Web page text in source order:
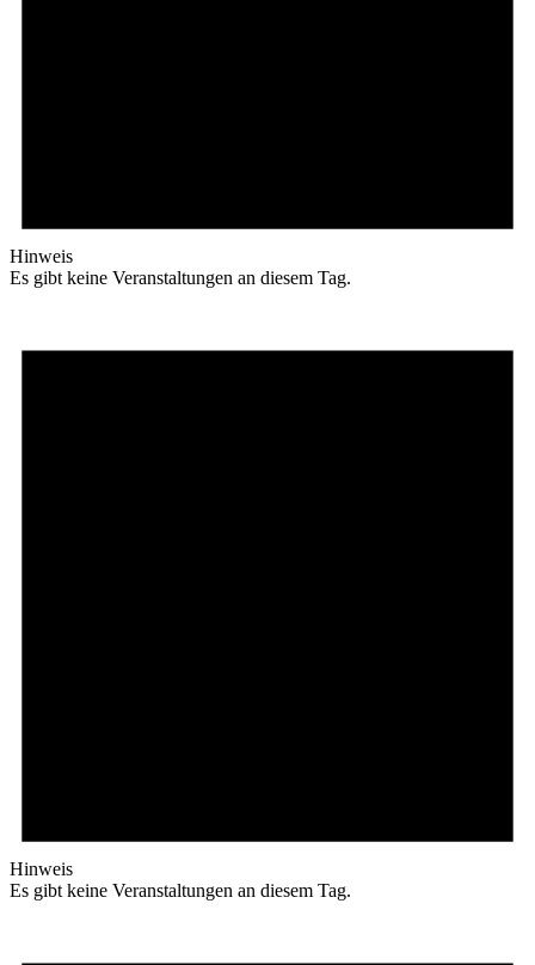
Hinweis
Es gibt keine Veranstaltungen an diesem Tag.
Hinweis
Es gibt keine Veranstaltungen an diesem Tag.